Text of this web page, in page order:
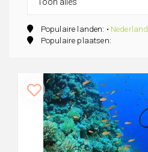
Populaire landen: • Nederland
Populaire plaatsen: